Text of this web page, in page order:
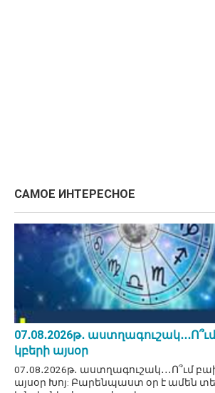
САМОЕ ИНТЕРЕСНОЕ
07․08․2026թ․
կբերի այսօր
07․08․2026թ․ աստղագուշակ․․․Ո՞ւմ
այսօր Խոյ: Բարենպաստ օր է ամեն